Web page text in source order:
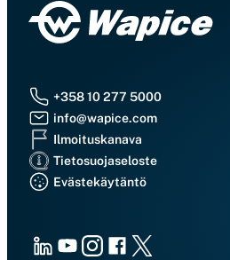
+358 10 277 5000
info@wapice.com
Ilmoituskanava
Tietosuojaseloste
Evästekäytäntö
LinkedInYoutubeInstagram
Facebook
X